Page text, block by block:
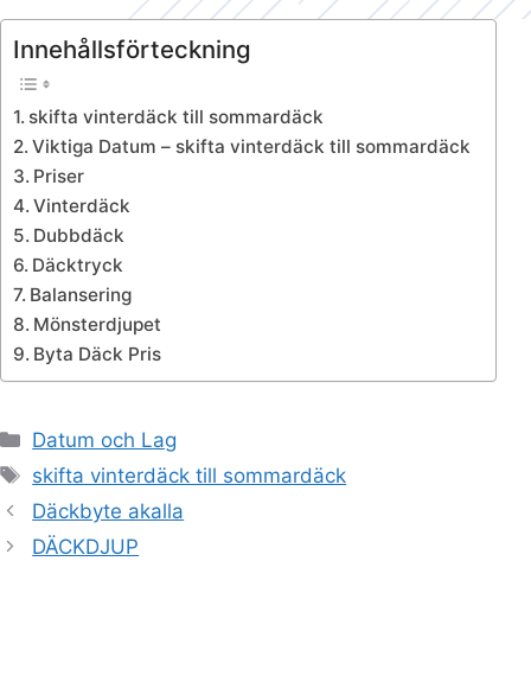
Innehållsförteckning
skifta vinterdäck till sommardäck
Viktiga Datum – skifta vinterdäck till sommardäck
Priser
Vinterdäck
Dubbdäck
Däcktryck
Balansering
Mönsterdjupet
Byta Däck Pris
Kategorier
Datum och Lag
Etiketter
skifta vinterdäck till sommardäck
Däckbyte akalla
DÄCKDJUP